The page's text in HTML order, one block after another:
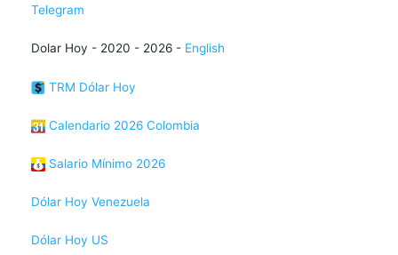
Telegram
Dolar Hoy - 2020 - 2026 - English
TRM Dólar Hoy
Calendario 2026 Colombia
Salario Mínimo 2026
Dólar Hoy Venezuela
Dólar Hoy US